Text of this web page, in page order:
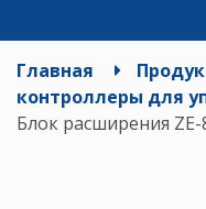
Главная
контроллеры для
Блок расширения